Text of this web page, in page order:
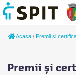
Acasa /Premii si
Premii și